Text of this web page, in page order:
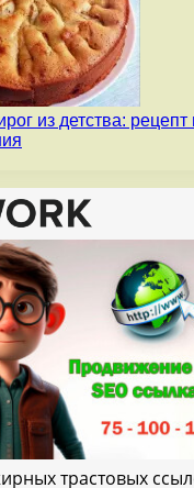
из детства: рецепт